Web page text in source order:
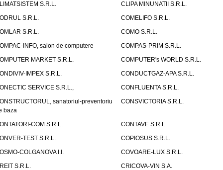
S.R.L.
CLIPA MINUNATII S.R.L.
S.R.L.
COMELIFO S.R.L.
S.R.L.
COMO S.R.L.
INFO, salon de computere
COMPAS-PRIM S.R.L.
MARKET S.R.L.
COMPUTER's WORLD S.R.L.
IMPEX S.R.L.
CONDUCTGAZ-APA S.R.L.
SERVICE S.R.L.,
CONFLUENTA S.R.L.
sanatoriul-preventoriu
baza
CONSVICTORIA S.R.L.
COM S.R.L.
CONTAVE S.R.L.
TEST S.R.L.
COPIOSUS S.R.L.
COLGANOVA I.I.
COVOARE-LUX S.R.L.
S.R.L.
CRICOVA-VIN S.A.